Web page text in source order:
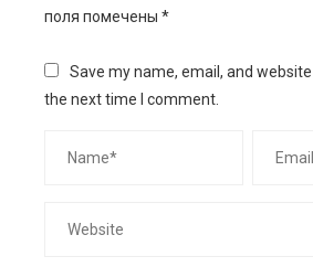
поля помечены *
Save my name, email, and
the next time I comment.